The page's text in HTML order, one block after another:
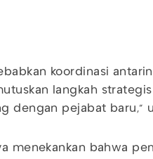
koordinasi
langkah strategis
dengan pejabat baru,"
menekankan bahwa